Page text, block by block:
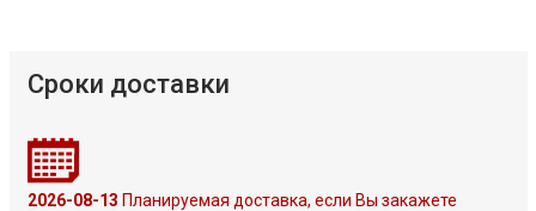
Сроки доставки
2026-08-13 Планируемая доставка, если Вы закажете